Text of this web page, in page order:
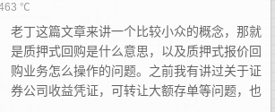
℃
老丁这篇文章来讲一个比较小众的概念，那就
是质押式回购是什么意思，以及质押式报价回
购业务怎么操作的问题。之前我有讲过关于证
券公司收益凭证，可转让大额存单等问题，也